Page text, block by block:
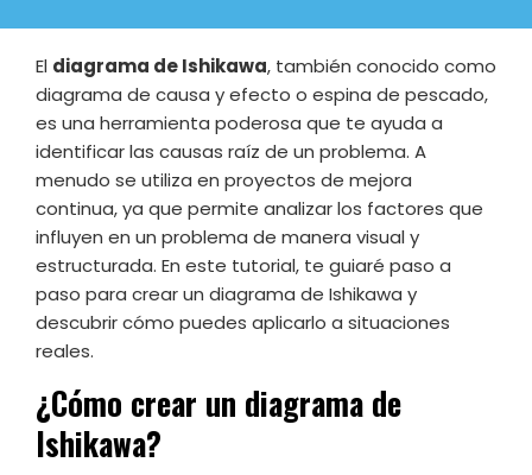
El diagrama de Ishikawa, también conocido como
diagrama de causa y efecto o espina de pescado,
es una herramienta poderosa que te ayuda a
identificar las causas raíz de un problema. A
menudo se utiliza en proyectos de mejora
continua, ya que permite analizar los factores que
influyen en un problema de manera visual y
estructurada. En este tutorial, te guiaré paso a
paso para crear un diagrama de Ishikawa y
descubrir cómo puedes aplicarlo a situaciones
reales.
¿Cómo crear un diagrama de
Ishikawa?